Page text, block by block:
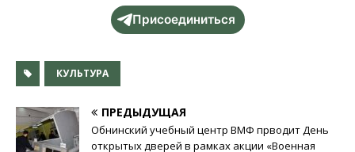
Присоединиться
КУЛЬТУРА
ПРЕДЫДУЩАЯ
Обнинский учебный центр ВМФ прводит День
открытых дверей в рамках акции «Военная